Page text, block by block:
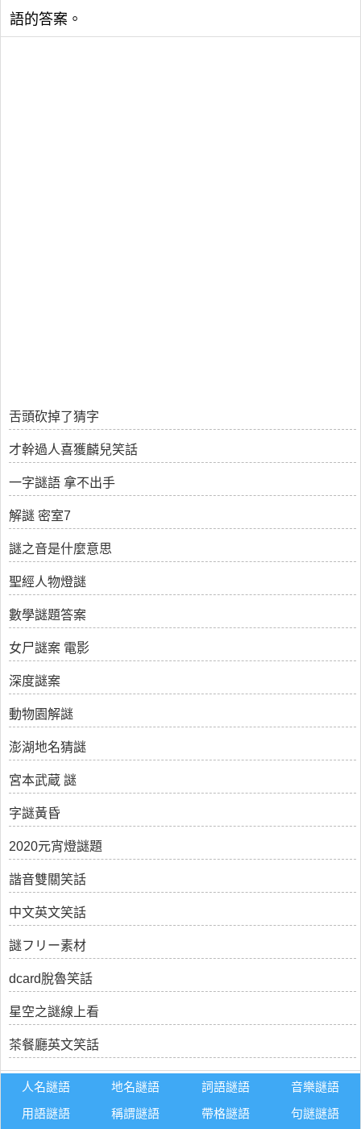
語的答案。
舌頭砍掉了猜字
才幹過人喜獲麟兒笑話
一字謎語 拿不出手
解謎 密室7
謎之音是什麼意思
聖經人物燈謎
數學謎題答案
女尸謎案 電影
深度謎案
動物園解謎
澎湖地名猜謎
宮本武蔵 謎
字謎黃昏
2020元宵燈謎題
諧音雙關笑話
中文英文笑話
謎フリー素材
dcard脫魯笑話
星空之謎線上看
茶餐廳英文笑話
人名謎語 地名謎語 詞語謎語
音樂謎語
用語謎語
稱謂謎語 帶格謎語 句謎謎語